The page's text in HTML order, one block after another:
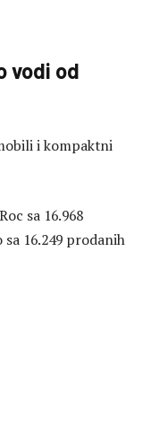
vodi od
i kompaktni
sa 16.968
16.249 prodanih